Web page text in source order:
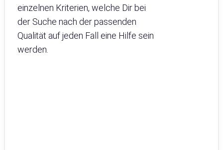
einzelnen Kriterien, welche Dir bei
der Suche nach der passenden
Qualität auf jeden Fall eine Hilfe sein
werden.